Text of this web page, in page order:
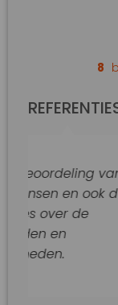
8
van onze
duidelijk en